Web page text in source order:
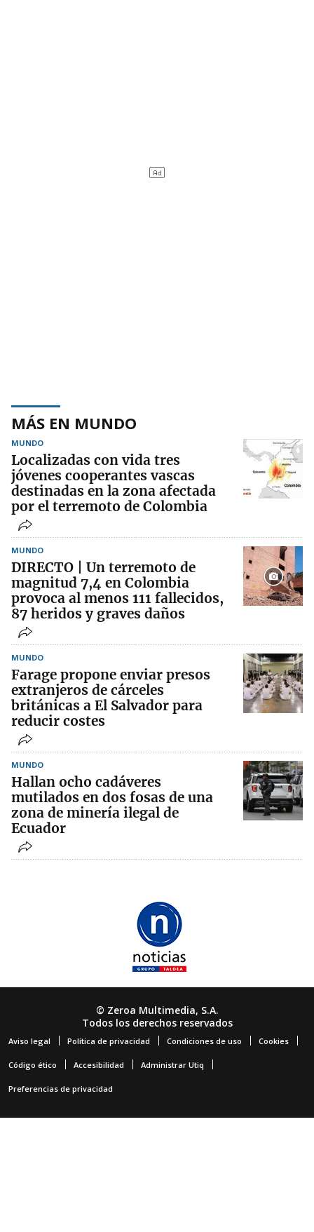
MÁS EN MUNDO
MUNDO
Localizadas con vida tres
jóvenes cooperantes vascas
destinadas en la zona afectada
por el terremoto de Colombia
MUNDO
DIRECTO | Un terremoto de
magnitud 7,4 en Colombia
provoca al menos 111 fallecidos,
87 heridos y graves daños
MUNDO
Farage propone enviar presos
extranjeros de cárceles
británicas a El Salvador para
reducir costes
MUNDO
Hallan ocho cadáveres
mutilados en dos fosas de una
zona de minería ilegal de
Ecuador
© Zeroa Multimedia, S.A.
Todos los derechos reservados
Aviso legal Política de privacidad Condiciones de uso Cookies
Código ético Accesibilidad Administrar Utiq
Preferencias de privacidad